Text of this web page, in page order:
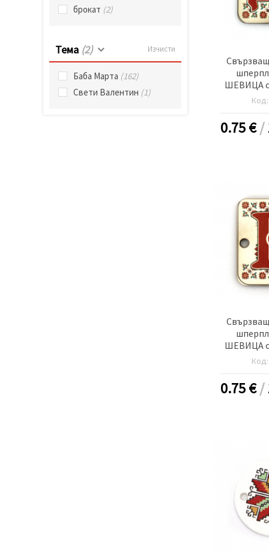
брокат (2)
Тема (2) Изчисти
Баба Марта (162)
Свети Валентин (1)
ШЕВИЦА с
20x25x2
-
Код:
0.75€/
ШЕВИЦА с
20x25x2
-
Код:
0.75€/